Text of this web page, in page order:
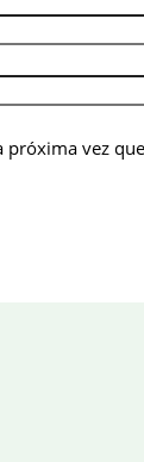
próxima vez